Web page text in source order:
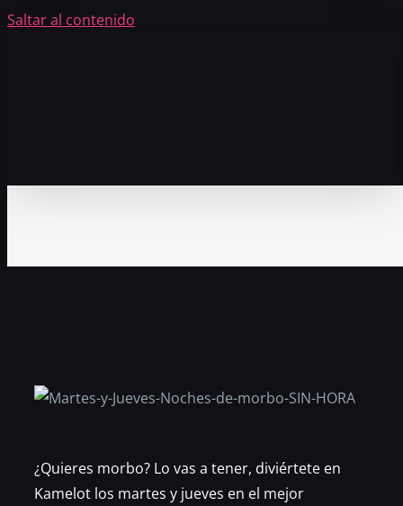
Saltar al contenido
¿Quieres morbo? Lo vas a tener, diviértete en
Kamelot los martes y jueves en el mejor